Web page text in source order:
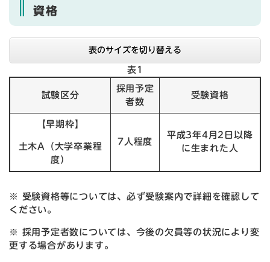
資格
表のサイズを切り替える
表1
試験区分
採用予定
者数
受験資格
【早期枠】
土木A（大学卒業程
度）
7人程度
平成3年4月2日以降
に生まれた人
※ 受験資格等については、必ず受験案内で詳細を確認して
ください。
※ 採用予定者数については、今後の欠員等の状況により変
更する場合があります。